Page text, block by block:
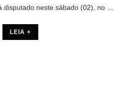
disputado neste sábado (02), no …
LEIA +